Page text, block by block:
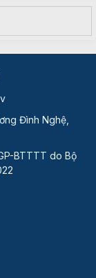
Đình Nghệ,
BTTTT do Bộ